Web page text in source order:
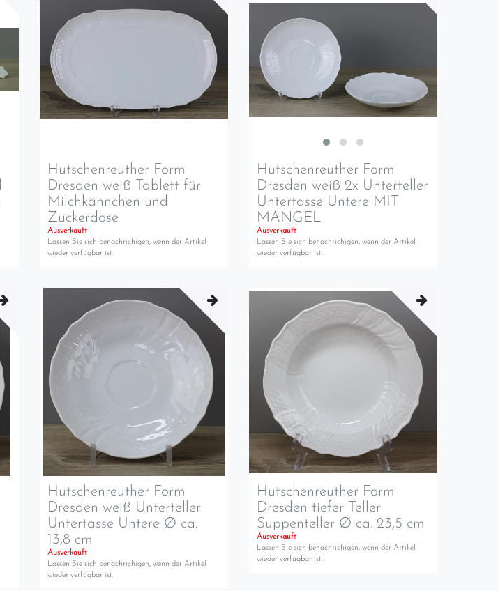
Hutschenreuther Form
Dresden weiß Tablett für
Milchkännchen und
Zuckerdose
Ausverkauft
Lassen Sie sich benachrichigen, wenn der Artikel
wieder verfügbar ist.
Hutschenreuther Form
Dresden weiß 2x Unterteller
Untertasse Untere MIT
MANGEL
Ausverkauft
Lassen Sie sich benachrichigen, wenn der Artikel
wieder verfügbar ist.
Hutschenreuther Form
Dresden weiß Unterteller
Untertasse Untere Ø ca.
13,8 cm
Ausverkauft
Lassen Sie sich benachrichigen, wenn der Artikel
wieder verfügbar ist.
Hutschenreuther Form
Dresden tiefer Teller
Suppenteller Ø ca. 23,5 cm
Ausverkauft
Lassen Sie sich benachrichigen, wenn der Artikel
wieder verfügbar ist.